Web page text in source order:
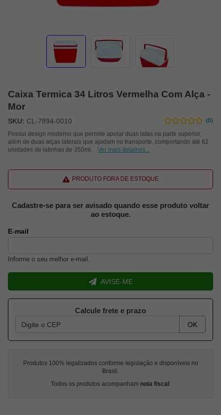
Caixa Termica 34 Litros Vermelha Com Alça -
Mor
SKU: CL-7894-0010
(0)
Possui design moderno que permite apoiar duas latas na parte superior,
além de duas alças laterais que ajudam no transporte, comportando até 62
unidades de latinhas de 350ml.
Ver mais detalhes...
PRODUTO FORA DE ESTOQUE
Cadastre-se para ser avisado quando esse produto voltar
ao estoque.
E-mail
Informe o seu melhor e-mail.
AVISE-ME
Calcule frete e prazo
OK
Produtos 100% legalizados conforme legislação e disponíveis no
Brasil.
Todos os produtos acompanham nota fiscal .